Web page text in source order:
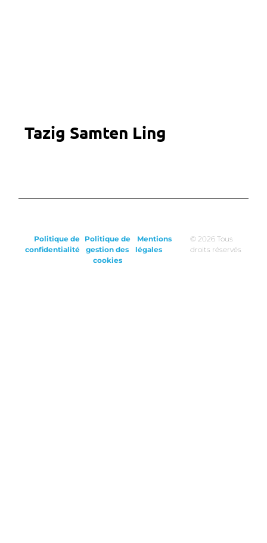
Tazig Samten Ling
Politique de
confidentialité
Politique de
gestion des
cookies
Mentions
légales
© 2026 Tous
droits réservés